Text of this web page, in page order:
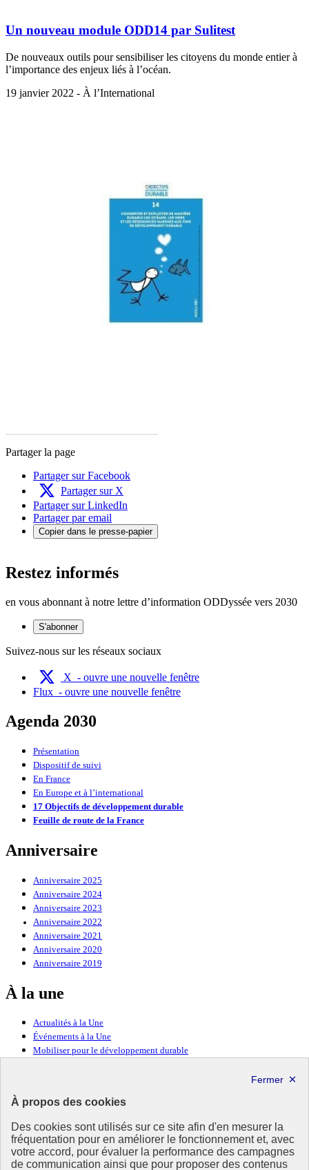
À propos des cookies
Des cookies sont utilisés sur ce site afin d'en mesurer la
fréquentation pour en améliorer le fonctionnement et, avec
votre accord, pour évaluer la performance des campagnes
de communication ainsi que pour proposer des contenus
Un nouveau module ODD14 par Sulitest
De nouveaux outils pour sensibiliser les citoyens du monde entier à
l’importance des enjeux liés à l’océan.
19 janvier 2022 - À l’International
Partager la page
Partager sur Facebook
Partager sur X
Partager sur LinkedIn
Partager par email
Copier dans le presse-papier
Restez informés
en vous abonnant à notre lettre d’information ODDyssée vers 2030
S'abonner
Suivez-nous sur les réseaux sociaux
X - ouvre une nouvelle fenêtre
Flux - ouvre une nouvelle fenêtre
Agenda 2030
Présentation
Dispositif de suivi
En France
En Europe et à l’international
17 Objectifs de développement durable
Feuille de route de la France
Anniversaire
Anniversaire 2025
Anniversaire 2024
Anniversaire 2023
Anniversaire 2022
Anniversaire 2021
Anniversaire 2020
Anniversaire 2019
À la une
Actualités à la Une
Événements à la Une
Mobiliser pour le développement durable
Ressources
Ressources
La Méth’ODD